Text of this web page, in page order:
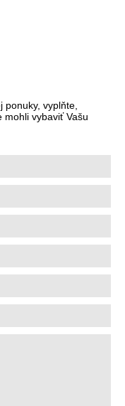
ponuky, vyplňte,
mohli vybaviť Vašu